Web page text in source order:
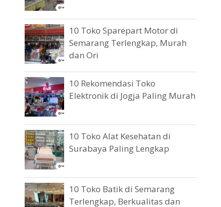
10 Toko Sparepart Motor di
Semarang Terlengkap, Murah
dan Ori
10 Rekomendasi Toko
Elektronik di Jogja Paling Murah
10 Toko Alat Kesehatan di
Surabaya Paling Lengkap
10 Toko Batik di Semarang
Terlengkap, Berkualitas dan